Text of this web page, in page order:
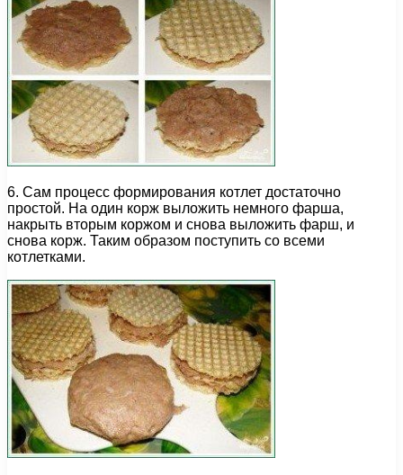
6. Сам процесс формирования котлет достаточно
простой. На один корж выложить немного фарша,
накрыть вторым коржом и снова выложить фарш, и
снова корж. Таким образом поступить со всеми
котлетками.